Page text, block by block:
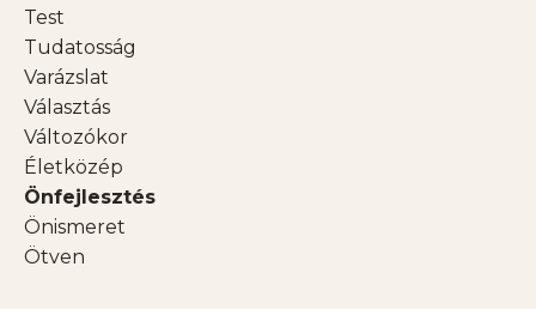
Test
Tudatosság
Varázslat
Választás
Változókor
Életközép
Önfejlesztés
Önismeret
Ötven